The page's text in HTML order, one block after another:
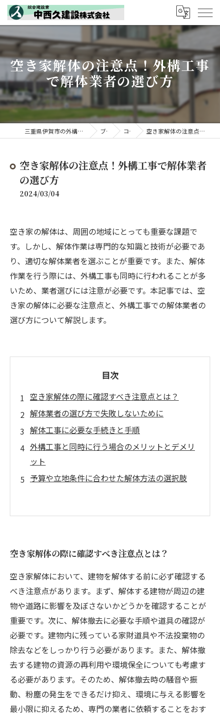
空き家解体の注意点！外構工事
で解体業者の選び方
三重県伊賀市の外構工事なら中西久建設株式会社 ブログ コラム 空き家解体の注意点！外構工事で解体業者の選び方
空き家解体の注意点！外構工事で解体業者
の選び方
2024/03/04
空き家の解体は、周囲の地域にとっても重要な課題で
す。しかし、解体作業は専門的な知識と技術が必要であ
り、適切な解体業者を選ぶことが重要です。また、解体
作業を行う際には、外構工事も同時に行われることが多
いため、業者選びには注意が必要です。本記事では、空
き家の解体に必要な注意点と、外構工事での解体業者の
選び方について解説します。
目次
空き家解体の際に確認すべき注意点とは？
解体業者の選び方で失敗しないために
解体工事に必要な手続きと手順
外構工事と同時に行う場合のメリットとデメリ
ット
予算や立地条件に合わせた解体方法の選択肢
空き家解体の際に確認すべき注意点とは？
空き家解体において、建物を解体する前に必ず確認する
べき注意点があります。まず、解体する建物が周辺の建
物や道路に影響を及ぼさないかどうかを確認することが
重要です。次に、解体撤去に必要な手順や道具の確認が
必要です。建物内に残っている家財道具や不法投棄物の
除去などをしっかり行う必要があります。また、解体撤
去する建物の資源の再利用や環境保全についても考慮す
る必要があります。そのため、解体撤去時の騒音や振
動、粉塵の発生をできるだけ抑え、環境に与える影響を
最小限に抑えるため、専門の業者に依頼することをおす